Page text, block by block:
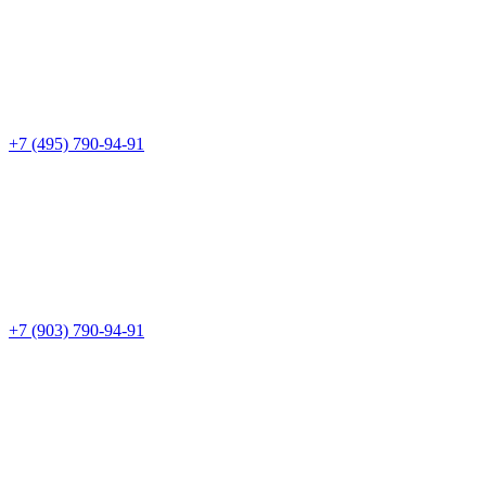
+7 (495) 790-94-91
+7 (903) 790-94-91